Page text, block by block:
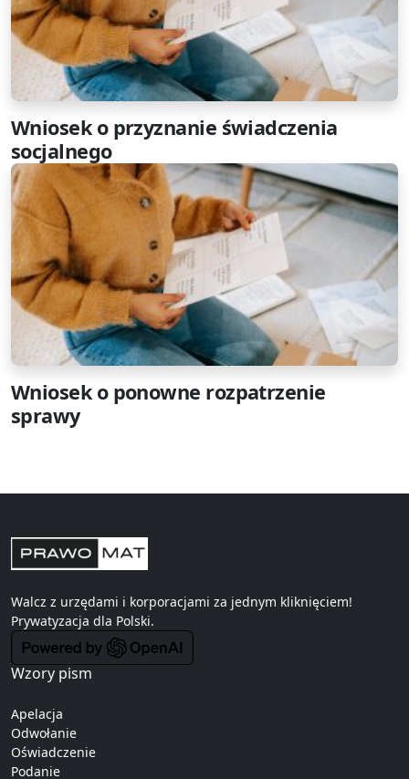
Wniosek o przyznanie świadczenia
socjalnego
Wniosek o ponowne rozpatrzenie
sprawy
Walcz z urzędami i korporacjami za jednym kliknięciem!
Prywatyzacja dla Polski.
Wzory pism
Apelacja
Odwołanie
Oświadczenie
Podanie